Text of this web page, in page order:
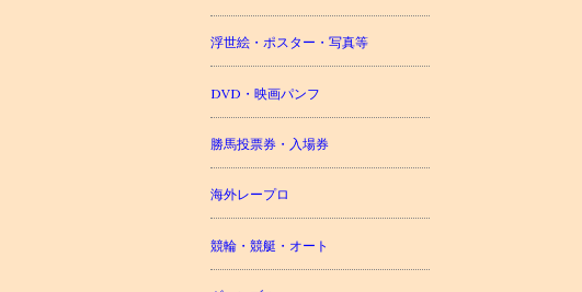
浮世絵・ポスター・写真等
DVD・映画パンフ
勝馬投票券・入場券
海外レープロ
競輪・競艇・オート